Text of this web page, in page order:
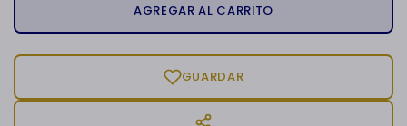
AGREGAR AL CARRITO
GUARDAR